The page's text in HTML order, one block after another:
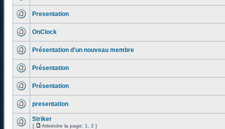
Presentation
OnClock
Présentation d'un nouveau membre
Présentation
Présentation
presentation
Striker
[ Atteindre la page: 1 2 ]